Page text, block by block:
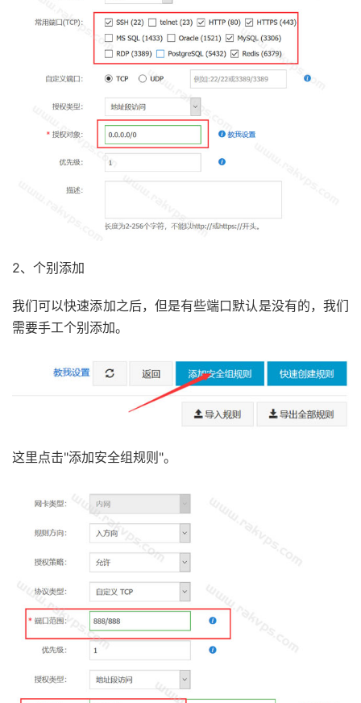
2、个别添加
我们可以快速添加之后，但是有些端口默认是没有的，我们
需要手工个别添加。
这里点击"添加安全组规则"。